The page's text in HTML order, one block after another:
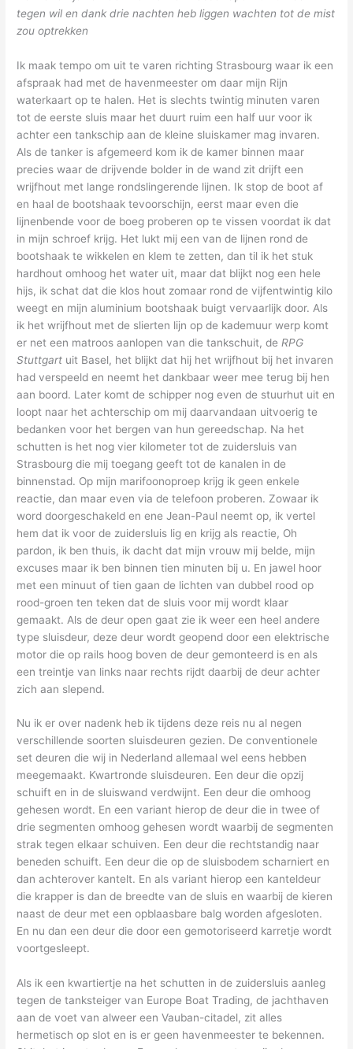
tegen wil en dank drie nachten heb liggen wachten tot de mist
zou optrekken
Ik maak tempo om uit te varen richting Strasbourg waar ik een
afspraak had met de havenmeester om daar mijn Rijn
waterkaart op te halen. Het is slechts twintig minuten varen
tot de eerste sluis maar het duurt ruim een half uur voor ik
achter een tankschip aan de kleine sluiskamer mag invaren.
Als de tanker is afgemeerd kom ik de kamer binnen maar
precies waar de drijvende bolder in de wand zit drijft een
wrijfhout met lange rondslingerende lijnen. Ik stop de boot af
en haal de bootshaak tevoorschijn, eerst maar even die
lijnenbende voor de boeg proberen op te vissen voordat ik dat
in mijn schroef krijg. Het lukt mij een van de lijnen rond de
bootshaak te wikkelen en klem te zetten, dan til ik het stuk
hardhout omhoog het water uit, maar dat blijkt nog een hele
hijs, ik schat dat die klos hout zomaar rond de vijfentwintig kilo
weegt en mijn aluminium bootshaak buigt vervaarlijk door. Als
ik het wrijfhout met de slierten lijn op de kademuur werp komt
er net een matroos aanlopen van die tankschuit, de RPG
Stuttgart uit Basel, het blijkt dat hij het wrijfhout bij het invaren
had verspeeld en neemt het dankbaar weer mee terug bij hen
aan boord. Later komt de schipper nog even de stuurhut uit en
loopt naar het achterschip om mij daarvandaan uitvoerig te
bedanken voor het bergen van hun gereedschap. Na het
schutten is het nog vier kilometer tot de zuidersluis van
Strasbourg die mij toegang geeft tot de kanalen in de
binnenstad. Op mijn marifoonoproep krijg ik geen enkele
reactie, dan maar even via de telefoon proberen. Zowaar ik
word doorgeschakeld en ene Jean-Paul neemt op, ik vertel
hem dat ik voor de zuidersluis lig en krijg als reactie, Oh
pardon, ik ben thuis, ik dacht dat mijn vrouw mij belde, mijn
excuses maar ik ben binnen tien minuten bij u. En jawel hoor
met een minuut of tien gaan de lichten van dubbel rood op
rood-groen ten teken dat de sluis voor mij wordt klaar
gemaakt. Als de deur open gaat zie ik weer een heel andere
type sluisdeur, deze deur wordt geopend door een elektrische
motor die op rails hoog boven de deur gemonteerd is en als
een treintje van links naar rechts rijdt daarbij de deur achter
zich aan slepend.
Nu ik er over nadenk heb ik tijdens deze reis nu al negen
verschillende soorten sluisdeuren gezien. De conventionele
set deuren die wij in Nederland allemaal wel eens hebben
meegemaakt. Kwartronde sluisdeuren. Een deur die opzij
schuift en in de sluiswand verdwijnt. Een deur die omhoog
gehesen wordt. En een variant hierop de deur die in twee of
drie segmenten omhoog gehesen wordt waarbij de segmenten
strak tegen elkaar schuiven. Een deur die rechtstandig naar
beneden schuift. Een deur die op de sluisbodem scharniert en
dan achterover kantelt. En als variant hierop een kanteldeur
die krapper is dan de breedte van de sluis en waarbij de kieren
naast de deur met een opblaasbare balg worden afgesloten.
En nu dan een deur die door een gemotoriseerd karretje wordt
voortgesleept.
Als ik een kwartiertje na het schutten in de zuidersluis aanleg
tegen de tanksteiger van Europe Boat Trading, de jachthaven
aan de voet van alweer een Vauban-citadel, zit alles
hermetisch op slot en is er geen havenmeester te bekennen.